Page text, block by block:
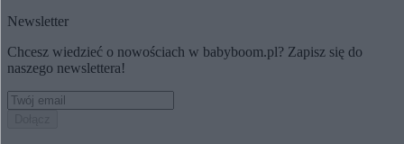
Newsletter
Chcesz wiedzieć o nowościach w babyboom.pl? Zapisz się do
naszego newslettera!